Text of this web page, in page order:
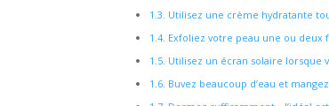
1.3. Utilisez une crème hydratante
1.4. Exfoliez votre peau une ou
1.5. Utilisez un écran solaire lorsque
1.6. Buvez beaucoup d’eau et